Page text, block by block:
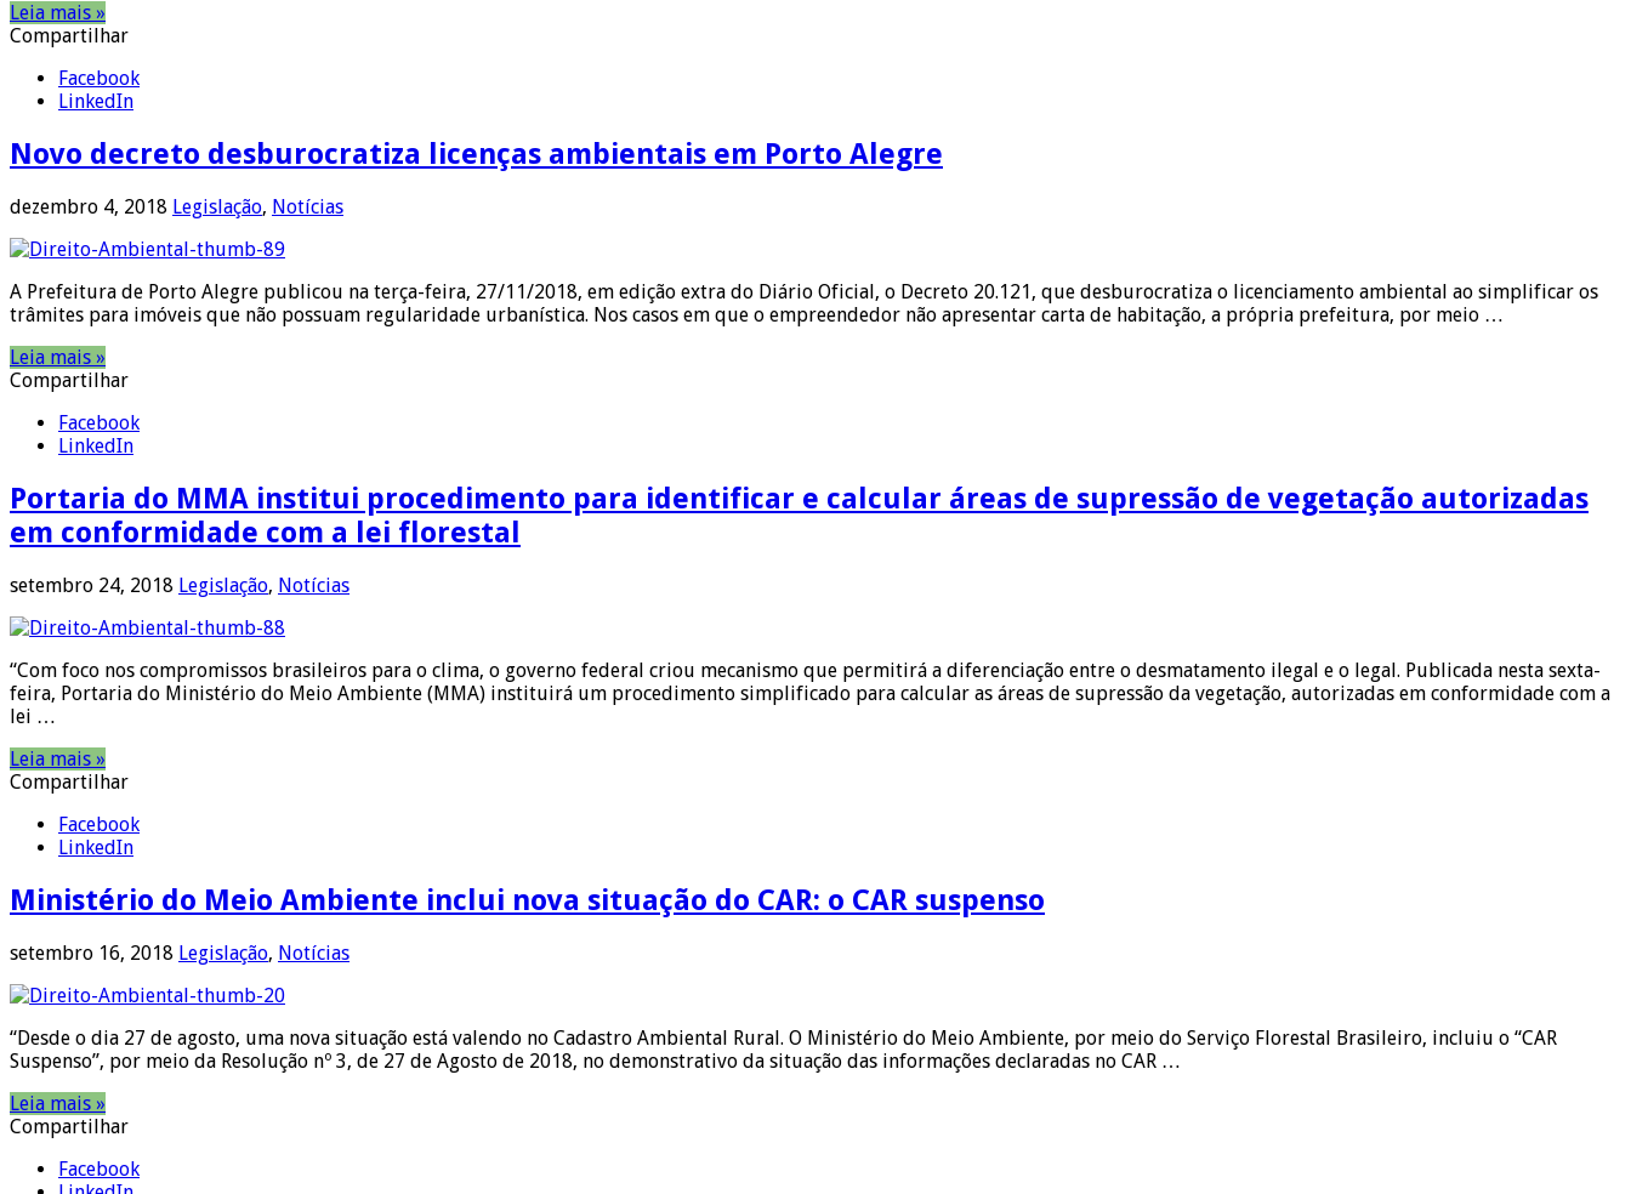
Leia mais »
Compartilhar
Facebook
LinkedIn
Novo decreto desburocratiza licenças ambientais em Porto Alegre
dezembro 4, 2018 Legislação, Notícias
A Prefeitura de Porto Alegre publicou na terça-feira, 27/11/2018, em edição extra do Diário Oficial, o Decreto 20.121, que desburocratiza o licenciamento ambiental ao simplificar os
trâmites para imóveis que não possuam regularidade urbanística. Nos casos em que o empreendedor não apresentar carta de habitação, a própria prefeitura, por meio …
Leia mais »
Compartilhar
Facebook
LinkedIn
Portaria do MMA institui procedimento para identificar e calcular áreas de supressão de vegetação autorizadas
em conformidade com a lei florestal
setembro 24, 2018 Legislação, Notícias
“Com foco nos compromissos brasileiros para o clima, o governo federal criou mecanismo que permitirá a diferenciação entre o desmatamento ilegal e o legal. Publicada nesta sexta-
feira, Portaria do Ministério do Meio Ambiente (MMA) instituirá um procedimento simplificado para calcular as áreas de supressão da vegetação, autorizadas em conformidade com a
lei …
Leia mais »
Compartilhar
Facebook
LinkedIn
Ministério do Meio Ambiente inclui nova situação do CAR: o CAR suspenso
setembro 16, 2018 Legislação, Notícias
“Desde o dia 27 de agosto, uma nova situação está valendo no Cadastro Ambiental Rural. O Ministério do Meio Ambiente, por meio do Serviço Florestal Brasileiro, incluiu o “CAR
Suspenso”, por meio da Resolução nº 3, de 27 de Agosto de 2018, no demonstrativo da situação das informações declaradas no CAR …
Leia mais »
Compartilhar
Facebook